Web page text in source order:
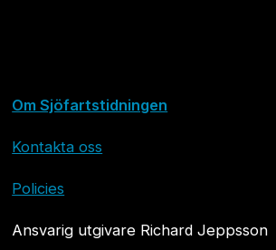
Om Sjöfartstidningen
Kontakta oss
Policies
Ansvarig utgivare Richard Jeppsson